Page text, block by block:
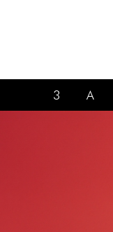
3 A